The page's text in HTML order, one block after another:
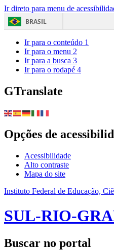
Ir direto para menu de
BRASIL
Ir para o conteúdo 1
Ir para o menu 2
Ir para a busca 3
Ir para o rodapé 4
GTranslate
Opções de
Acessibilidade
Alto contraste
Mapa do site
Instituto Federal de Educação,
SUL-RIO-
Buscar no portal